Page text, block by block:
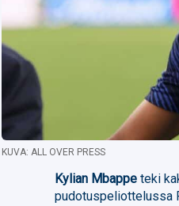
KUVA: ALL OVER PRESS
Kylian Mbappe teki
pudotuspeliottelussa